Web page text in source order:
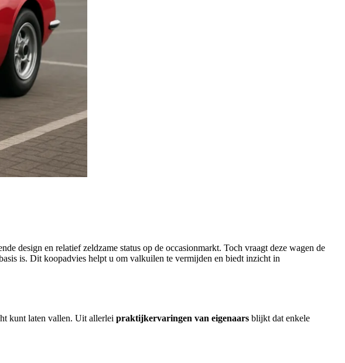
design en relatief zeldzame status op de occasionmarkt. Toch vraagt deze wagen de
is. Dit koopadvies helpt u om valkuilen te vermijden en biedt inzicht in
kunt laten vallen. Uit allerlei praktijkervaringen van eigenaars blijkt dat enkele